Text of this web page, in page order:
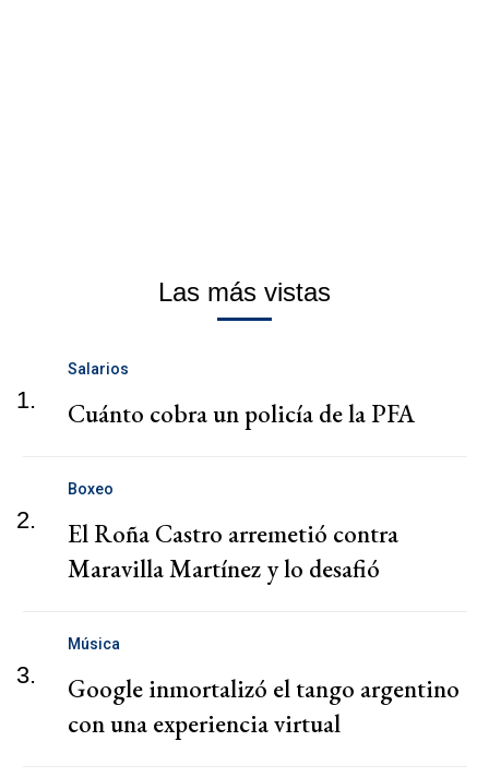
Las más vistas
1.
Salarios
Cuánto cobra un policía de la PFA
2.
Boxeo
El Roña Castro arremetió contra
Maravilla Martínez y lo desafió
3.
Música
Google inmortalizó el tango argentino
con una experiencia virtual